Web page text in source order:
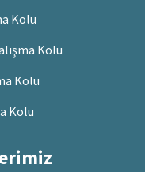
Kolu
Kolu
Kolu
Kolu